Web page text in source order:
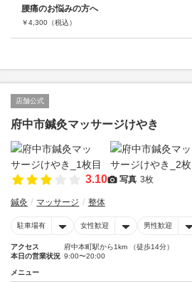
腰痛のお悩みの方へ
￥4,300 （税込）
店舗公式
府中市鍼灸マッサージけやき
3.10 写真 3枚
鍼灸 マッサージ 整体
駐車場有 女性歓迎 男性歓迎
アクセス
府中本町駅から1km （徒歩14分）
本日の営業状況 9:00〜20:00
メニュー